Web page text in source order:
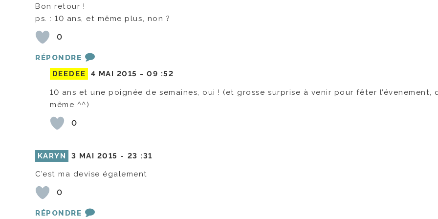
Bon retour !
ps. : 10 ans, et même plus, non ?
0
RÉPONDRE
DEEDEE
4 MAI 2015 -09 :52
10 ans et une poignée de semaines, oui ! (et grosse surprise à venir pour fêter l’évenement,
même ^^)
0
KARYN 3 MAI 2015 - 23 :31
C’est ma devise également
0
RÉPONDRE